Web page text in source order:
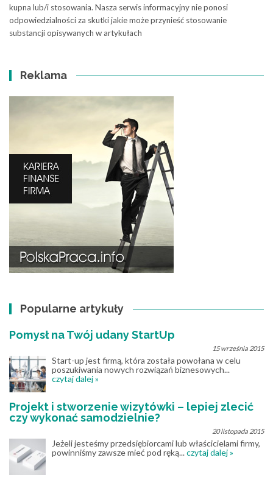
kupna lub/i stosowania. Nasza serwis informacyjny nie ponosi
odpowiedzialności za skutki jakie może przynieść stosowanie
substancji opisywanych w artykułach
Reklama
Popularne artykuły
Pomysł na Twój udany StartUp
15 września 2015
Start-up jest firmą, która została powołana w celu
poszukiwania nowych rozwiązań biznesowych...
czytaj dalej »
Projekt i stworzenie wizytówki – lepiej zlecić
czy wykonać samodzielnie?
20 listopada 2015
Jeżeli jesteśmy przedsiębiorcami lub właścicielami firmy,
powinniśmy zawsze mieć pod ręką...czytaj dalej »